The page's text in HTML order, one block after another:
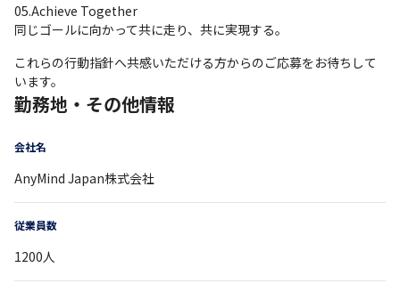
05.Achieve Together
同じゴールに向かって共に走り、共に実現する。
これらの行動指針へ共感いただける方からのご応募をお待ちして
います。
勤務地・その他情報
会社名
AnyMind Japan株式会社
従業員数
1200人